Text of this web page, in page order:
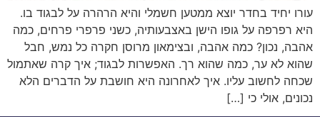
עורו יחיד בחדר יוצא ממטען חשמלי והיא הרהרה על לבגוד בו.
היא רפרפה על גופו הישן באצבעותיה, כשני פרפרי פרחים, כמה
אהבה, נכון? כמה אהבה, ובצימאון מרוסן חקרה כל נמש, חבל
שהוא לא ער, כמה שהוא רך. האפשרות לבגוד; איך קרה שאתמול
שכחה לחשוב עליו. איך לאחרונה היא חושבת על הדברים הלא
נכונים, אולי כי […]